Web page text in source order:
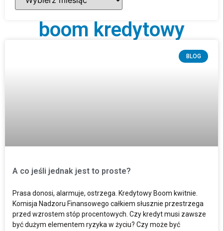
boom kredytowy
BLOG
A co jeśli jednak jest to proste?
Prasa donosi, alarmuje, ostrzega. Kredytowy Boom kwitnie.
Komisja Nadzoru Finansowego całkiem słusznie przestrzega
przed wzrostem stóp procentowych. Czy kredyt musi zawsze
być dużym elementem ryzyka w życiu? Czy może być